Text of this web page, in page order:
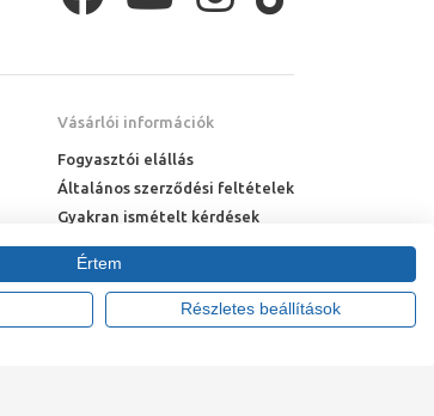
Vásárlói információk
Fogyasztói elállás
Általános szerződési feltételek
Gyakran ismételt kérdések
Online rendelés menete
Fizetési feltételek
Értem
Részletes beállítások